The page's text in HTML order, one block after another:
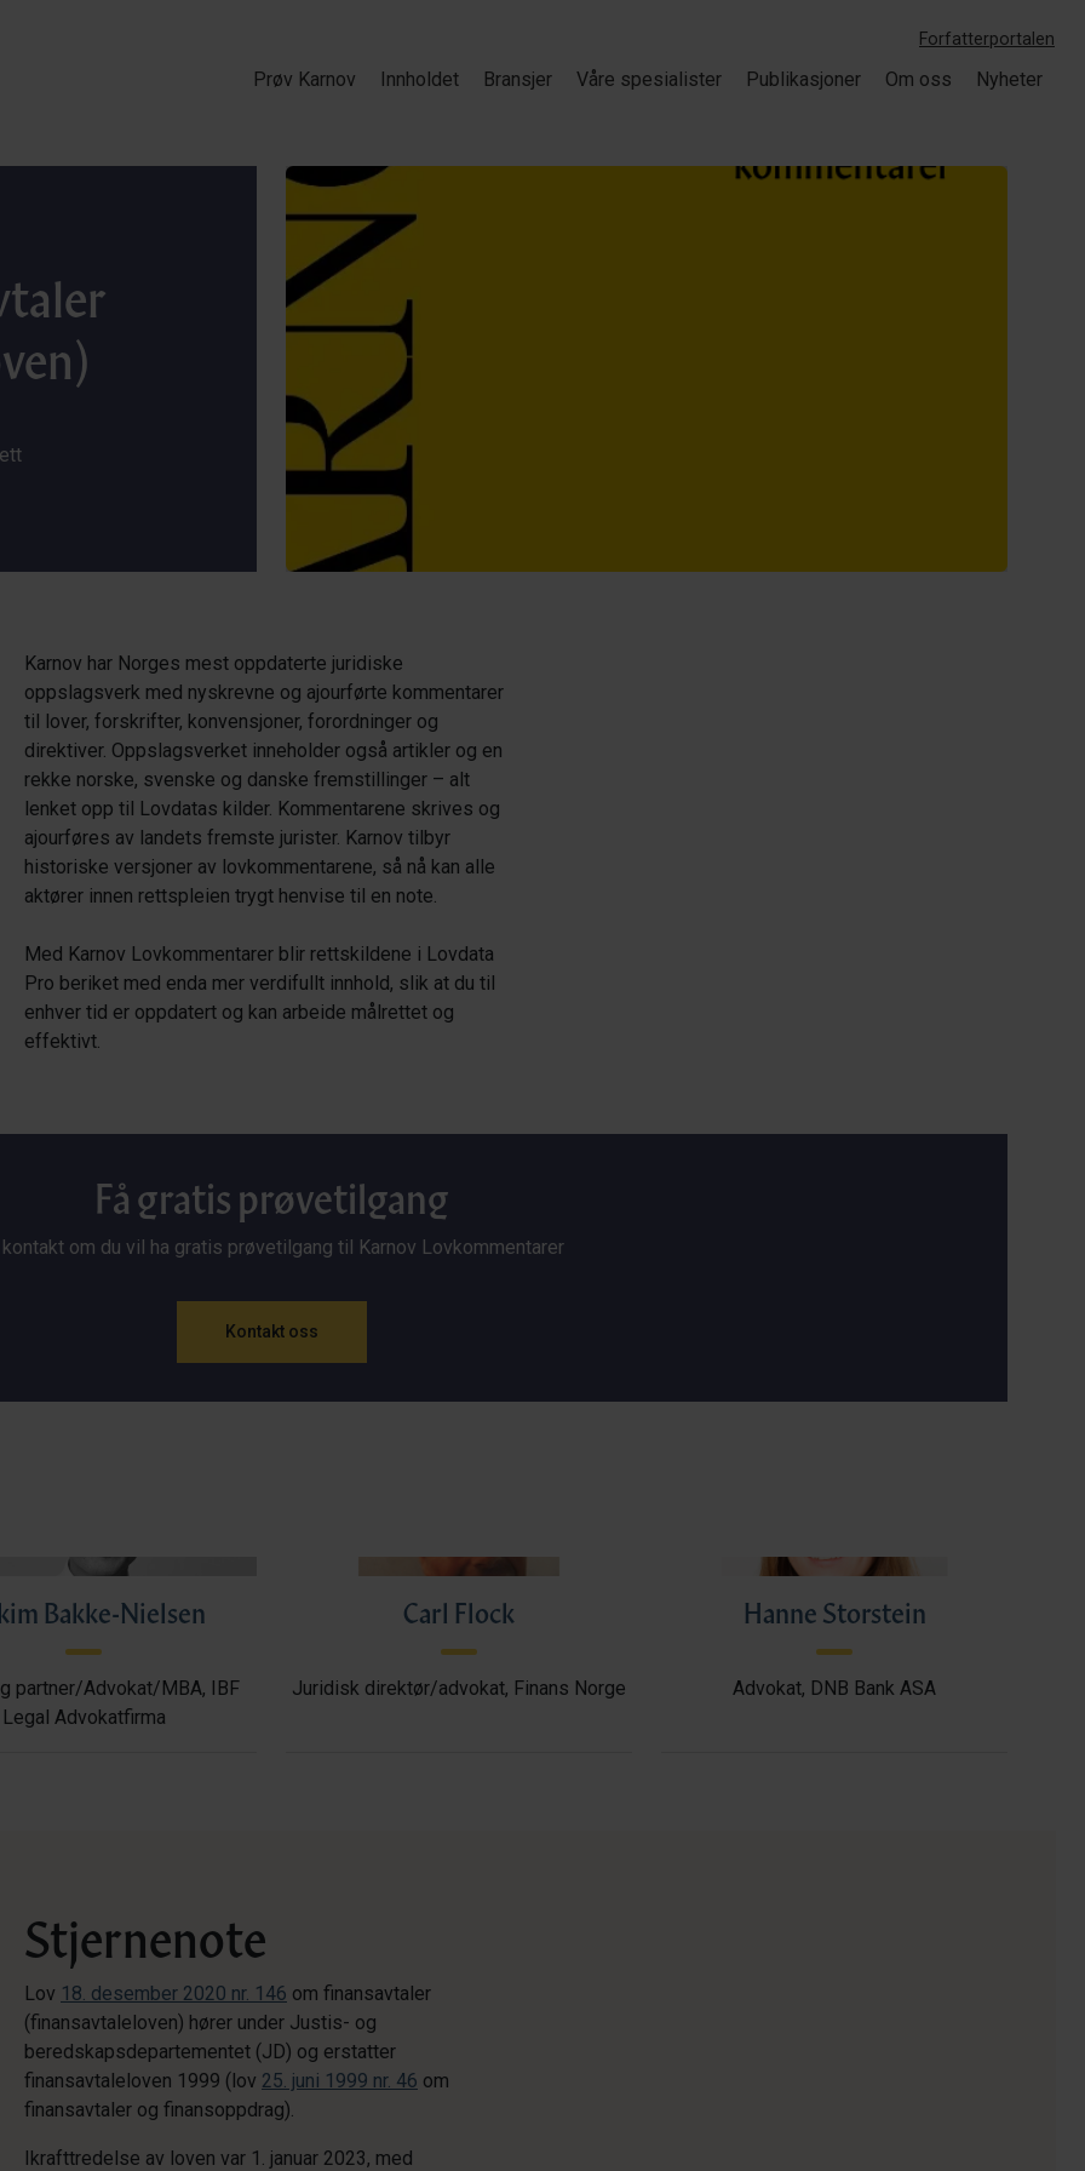
Forfatterportalen
Prøv Karnov Innholdet Bransjer Våre spesialister Publikasjoner Om oss Nyheter
Karnov har Norges mest oppdaterte juridiske
oppslagsverk med nyskrevne og ajourførte kommentarer
til lover, forskrifter, konvensjoner, forordninger og
direktiver. Oppslagsverket inneholder også artikler og en
rekke norske, svenske og danske fremstillinger – alt
lenket opp til Lovdatas kilder. Kommentarene skrives og
ajourføres av landets fremste jurister. Karnov tilbyr
historiske versjoner av lovkommentarene, så nå kan alle
aktører innen rettspleien trygt henvise til en note.
Med Karnov Lovkommentarer blir rettskildene i Lovdata
Pro beriket med enda mer verdifullt innhold, slik at du til
enhver tid er oppdatert og kan arbeide målrettet og
effektivt.
Få gratis prøvetilgang
kontakt om du vil ha gratis prøvetilgang til Karnov Lovkommentarer
Kontakt oss
Bakke-Nielsen
partner/Advokat/MBA, IBF
Legal Advokatfirma
Carl Flock
Juridisk direktør/advokat, Finans Norge
Hanne Storstein
Advokat, DNB Bank ASA
Stjernenote
Lov 18. desember 2020 nr. 146 om finansavtaler
(finansavtaleloven) hører under Justis- og
beredskapsdepartementet (JD) og erstatter
finansavtaleloven 1999 (lov 25. juni 1999 nr. 46 om
finansavtaler og finansoppdrag).
Ikrafttredelse av loven var 1. januar 2023, med